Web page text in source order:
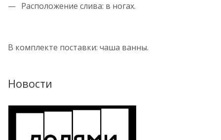
Расположение слива: в ногах.
В комплекте поставки: чаша ванны.
Новости